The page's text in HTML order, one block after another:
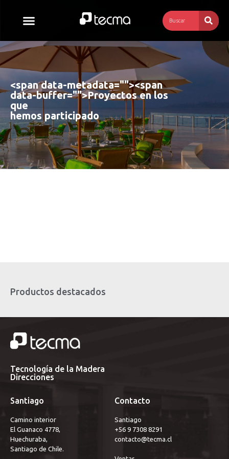
<span data-metadata=""><span
data-buffer="">Proyectos en los
que
hemos participado
Productos destacados
Tecnología de la Madera
Direcciones
Santiago
Camino interior
El Guanaco 4778,
Huechuraba,
Santiago de Chile.
Contacto
Santiago
+56 9 7308 8291
contacto@tecma.cl